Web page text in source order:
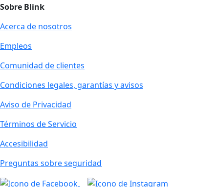
Sobre Blink
Acerca de nosotros
Empleos
Comunidad de clientes
Condiciones legales, garantías y avisos
Aviso de Privacidad
Términos de Servicio
Accesibilidad
Preguntas sobre seguridad